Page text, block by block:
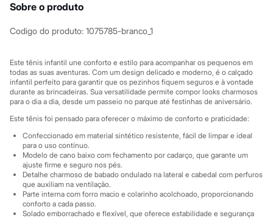
Chinelos
Sandálias
Marcas
City
Clock House
Mindset
Sawary
Yessica
Moda esportiva
Acessórios
Blusas
Calçados
Leggings
Shorts e Bermudas
Tops
Moda íntima
Sobre o produto
Codigo do produto: 1075785-branco_1
Este tênis infantil une conforto e estilo para acompanhar os pequenos em
todas as suas aventuras. Com um design delicado e moderno, é o calçado
infantil perfeito para garantir que os pezinhos fiquem seguros e à vontade
durante as brincadeiras. Sua versatilidade permite compor looks charmosos
para o dia a dia, desde um passeio no parque até festinhas de aniversário.
Este tênis foi pensado para oferecer o máximo de conforto e praticidade:
Confeccionado em material sintético resistente, fácil de limpar e ideal
para o uso contínuo.
Modelo de cano baixo com fechamento por cadarço, que garante um
ajuste firme e seguro nos pés.
Detalhe charmoso de babado ondulado na lateral e cabedal com perfuros
que auxiliam na ventilação.
Parte interna com forro macio e colarinho acolchoado, proporcionando
conforto a cada passo.
Solado emborrachado e flexível, que oferece estabilidade e segurança